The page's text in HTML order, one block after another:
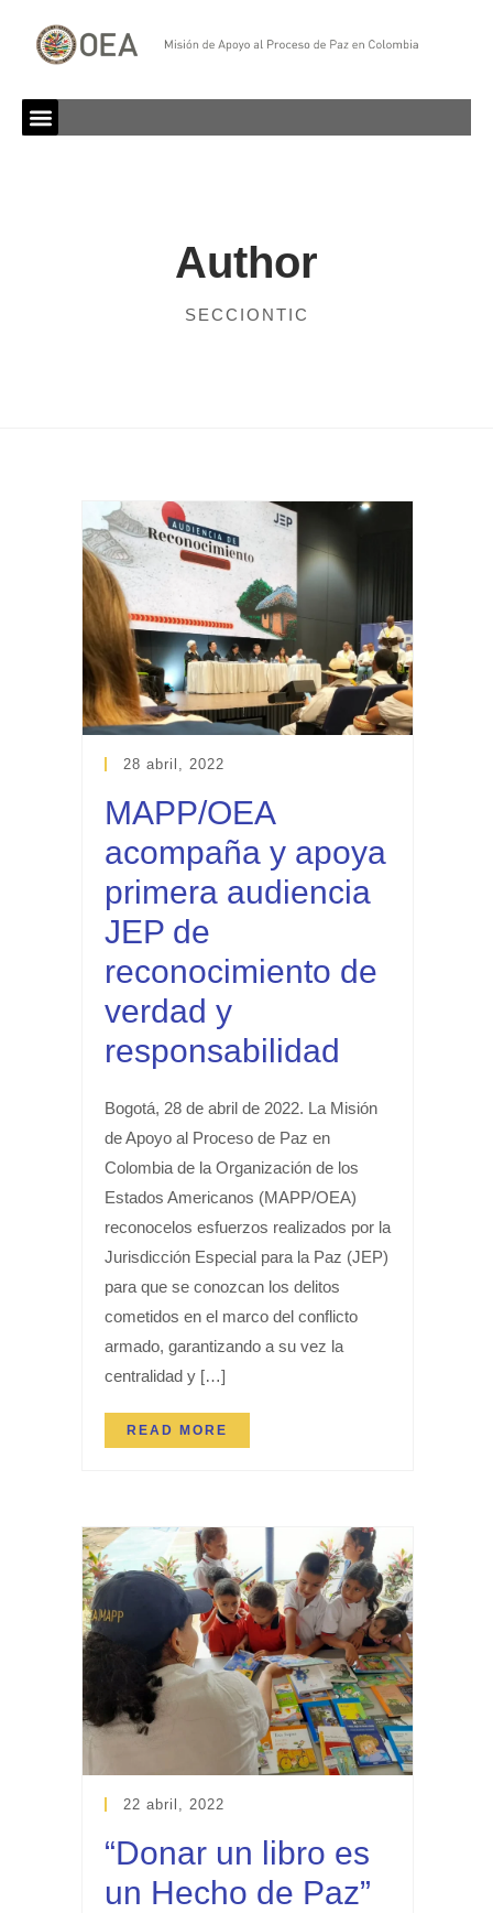
Author
SECCIONTIC
28 abril, 2022
MAPP/OEA
acompaña y apoya
primera audiencia
JEP de
reconocimiento de
verdad y
responsabilidad
Bogotá, 28 de abril de 2022. La Misión
de Apoyo al Proceso de Paz en
Colombia de la Organización de los
Estados Americanos (MAPP/OEA)
reconocelos esfuerzos realizados por la
Jurisdicción Especial para la Paz (JEP)
para que se conozcan los delitos
cometidos en el marco del conflicto
armado, garantizando a su vez la
centralidad y […]
READ MORE
22 abril, 2022
“Donar un libro es
un Hecho de Paz”